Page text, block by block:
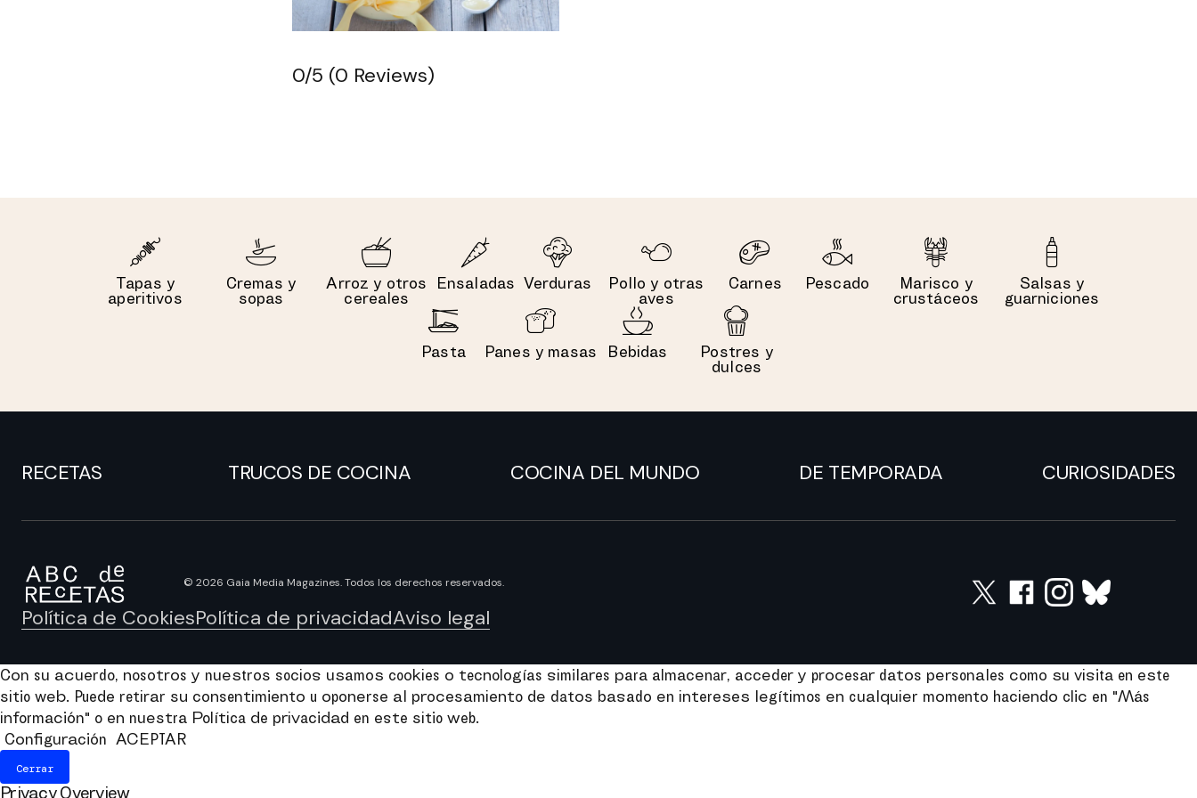
0/5 (0 Reviews)
Tapas y
aperitivos
Cremas y
sopas
Arroz y otros
cereales
Ensaladas Verduras
Pollo y otras
aves
Carnes Pescado
Marisco y
crustáceos
Salsas y
guarniciones
Pasta Panes y masas Bebidas
Postres y
dulces
RECETAS TRUCOS DE COCINA COCINA DEL MUNDO DE TEMPORADA CURIOSIDADES
© 2026 Gaia Media Magazines. Todos los derechos reservados.
Política de CookiesPolítica de privacidadAviso legal
Con su acuerdo, nosotros y nuestros socios usamos cookies o tecnologías similares para almacenar, acceder y procesar datos personales como su visita en este
sitio web. Puede retirar su consentimiento u oponerse al procesamiento de datos basado en intereses legítimos en cualquier momento haciendo clic en "Más
información" o en nuestra Política de privacidad en este sitio web.
Configuración
ACEPTAR
Cerrar
Privacy Overview